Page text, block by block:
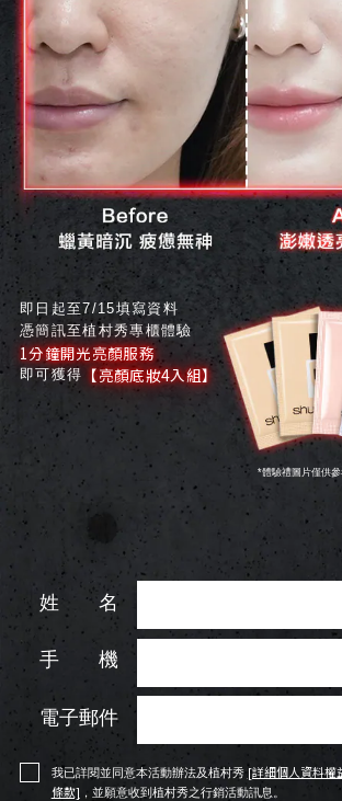
即日起至7/15填寫資料
憑簡訊至植村秀專櫃體驗
1分鐘開光亮顏服務
即可獲得 【亮顏底妝4入組】
*體驗禮圖片僅供
姓 名
手 機
電子郵件
我已詳閱並同意本活動辦法及植村秀 [詳細個人資料權
條款] ，並願意收到植村秀之行銷活動訊息。